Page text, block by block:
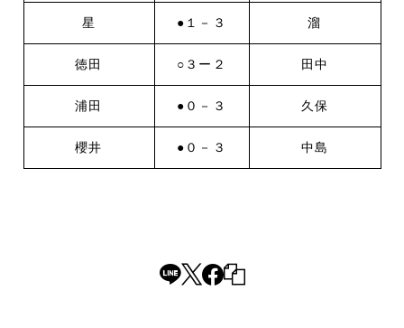
星 ●１－３ 溜
徳田 ○３ー２ 田中
浦田 ●０－３ 久保
櫻井 ●０－３ 中島